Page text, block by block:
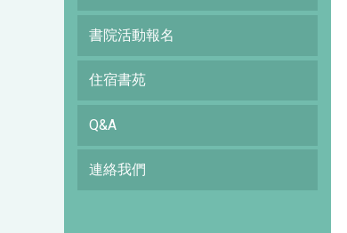
書院活動報名
住宿書苑
Q&A
連絡我們